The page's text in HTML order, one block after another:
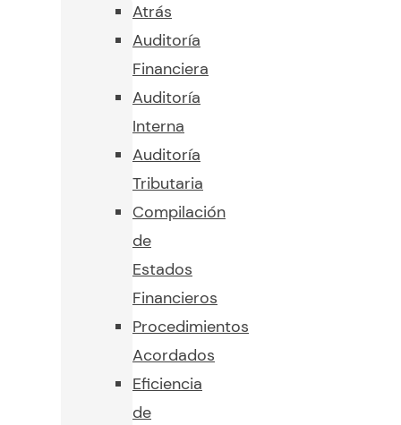
Atrás
Auditoría
Financiera
Auditoría
Interna
Auditoría
Tributaria
Compilación
de
Estados
Financieros
Procedimientos
Acordados
Eficiencia
de